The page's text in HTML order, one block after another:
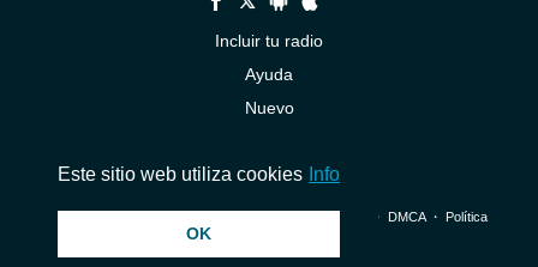
Incluir tu radio
Ayuda
Nuevo
© 2026 InstantAudio. Reservados todos los derechos. ・ DMCA・ Política
Este sitio web utiliza cookies Info
OK